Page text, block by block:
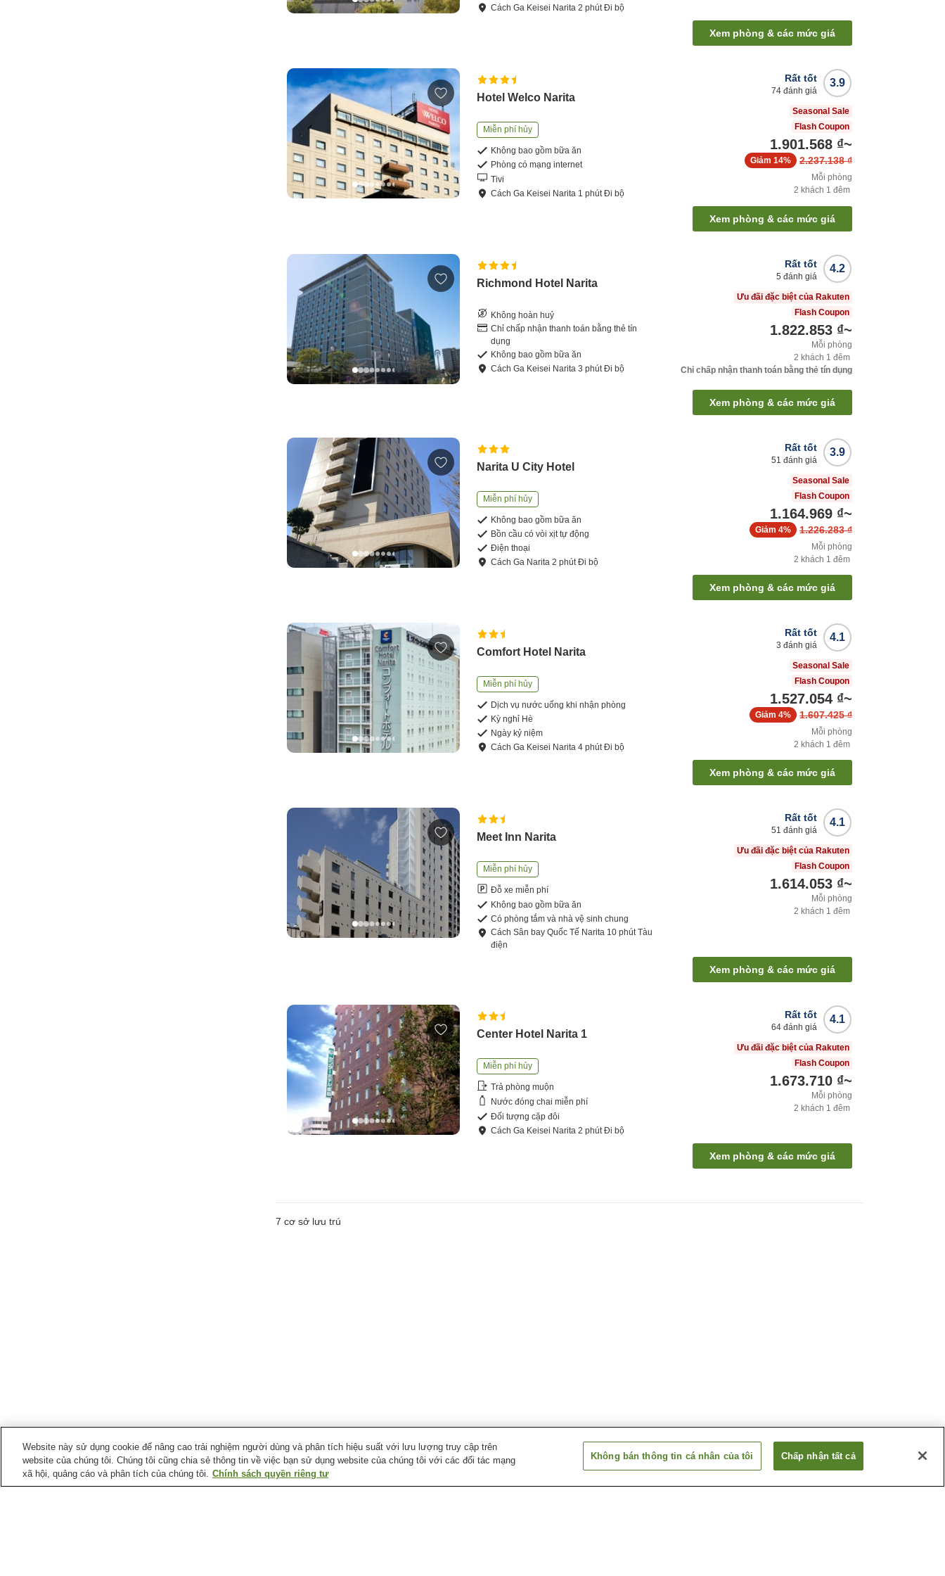
CáchGa Keisei Narita2 phútĐi bộ
Xem phòng & các mức giá
Hotel Welco Narita
Miễn phí hủy
Không bao gồm bữa ăn
Phòng có mạng internet
Tivi
CáchGa Keisei Narita 1 phútĐi bộ
3.9
Rất tốt
74 đánh giá
Seasonal Sale
Flash Coupon
1.901.568 ₫~
2.237.138 ₫
Giảm 14%
Mỗi phòng
2 khách 1 đêm
Xem phòng & các mức giá
Richmond Hotel Narita
Không hoàn huỷ
Chỉ chấp nhận thanh toán bằng thẻ tín
dụng
Không bao gồm bữa ăn
CáchGa Keisei Narita3 phútĐi bộ
4.2
Rất tốt
5 đánh giá
Ưu đãi đặc biệt của Rakuten
Flash Coupon
1.822.853 ₫~
Mỗi phòng
2 khách 1 đêm
Chỉ chấp nhận thanh toán bằng thẻ tín dụng
Xem phòng & các mức giá
Narita U City Hotel
Miễn phí hủy
Không bao gồm bữa ăn
Bồn cầu có vòi xịt tự động
Điện thoại
CáchGa Narita2 phútĐi bộ
3.9
Rất tốt
51 đánh giá
Seasonal Sale
Flash Coupon
1.164.969 ₫~
1.226.283 ₫
Giảm 4%
Mỗi phòng
2 khách 1 đêm
Xem phòng & các mức giá
Comfort Hotel Narita
Miễn phí hủy
Dịch vụ nước uống khi nhận phòng
Kỳ nghỉ Hè
Ngày kỷ niệm
CáchGa Keisei Narita4 phútĐi bộ
4.1
Rất tốt
3 đánh giá
Seasonal Sale
Flash Coupon
1.527.054 ₫~
1.607.425 ₫
Giảm 4%
Mỗi phòng
2 khách 1 đêm
Xem phòng & các mức giá
Meet Inn Narita
Miễn phí hủy
Đỗ xe miễn phí
Không bao gồm bữa ăn
Có phòng tắm và nhà vệ sinh chung
CáchSân bay Quốc Tế Narita 10 phútTàu
điện
4.1
Rất tốt
51 đánh giá
Ưu đãi đặc biệt của Rakuten
Flash Coupon
1.614.053 ₫~
Mỗi phòng
2 khách 1 đêm
Xem phòng & các mức giá
Center Hotel Narita 1
Miễn phí hủy
Trả phòng muộn
Nước đóng chai miễn phí
Đối tượng cặp đôi
CáchGa Keisei Narita2 phútĐi bộ
4.1
Rất tốt
64 đánh giá
Ưu đãi đặc biệt của Rakuten
Flash Coupon
1.673.710 ₫~
Mỗi phòng
2 khách 1 đêm
Xem phòng & các mức giá
7 cơ sở lưu trú
Ga xe lửa tại Thành phố Sakura
Website này sử dụng cookie để nâng cao trải nghiệm người dùng và phân tích hiệu suất với lưu lượng truy cập trên
website của chúng tôi. Chúng tôi cũng chia sẻ thông tin về việc bạn sử dụng website của chúng tôi với các đối tác mạng
xã hội, quảng cáo và phân tích của chúng tôi. Chính sách quyền riêng tư
Không bán thông tin cá nhân của tôi Chấp nhận tất cả